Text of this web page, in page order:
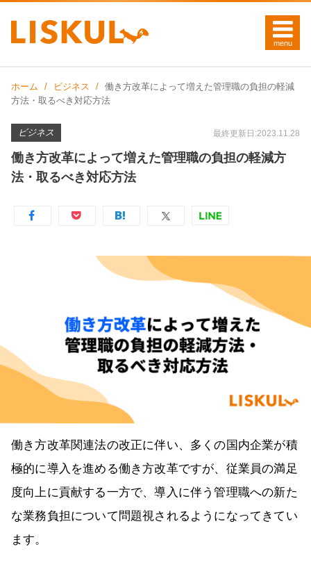
ホーム ビジネス
働き方改革によって増えた管理職の負担の軽減
方法・取るべき対応方法
ビジネス 最終更新日:2023.11.28
働き方改革によって増えた管理職の負担の軽減方
法・取るべき対応方法
働き方改革関連法の改正に伴い、多くの国内企業が積
極的に導入を進める働き方改革ですが、従業員の満足
度向上に貢献する一方で、導入に伴う管理職への新た
な業務負担について問題視されるようになってきてい
ます。